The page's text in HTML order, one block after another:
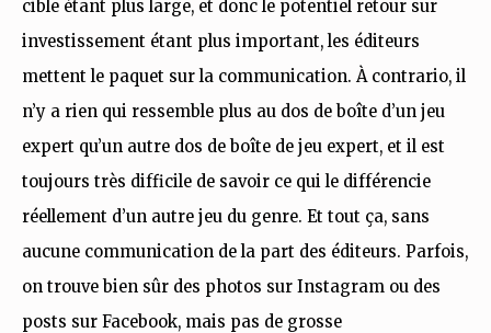
cible étant plus large, et donc le potentiel retour sur
investissement étant plus important, les éditeurs
mettent le paquet sur la communication. À contrario, il
n’y a rien qui ressemble plus au dos de boîte d’un jeu
expert qu’un autre dos de boîte de jeu expert, et il est
toujours très difficile de savoir ce qui le différencie
réellement d’un autre jeu du genre. Et tout ça, sans
aucune communication de la part des éditeurs. Parfois,
on trouve bien sûr des photos sur Instagram ou des
posts sur Facebook, mais pas de grosse